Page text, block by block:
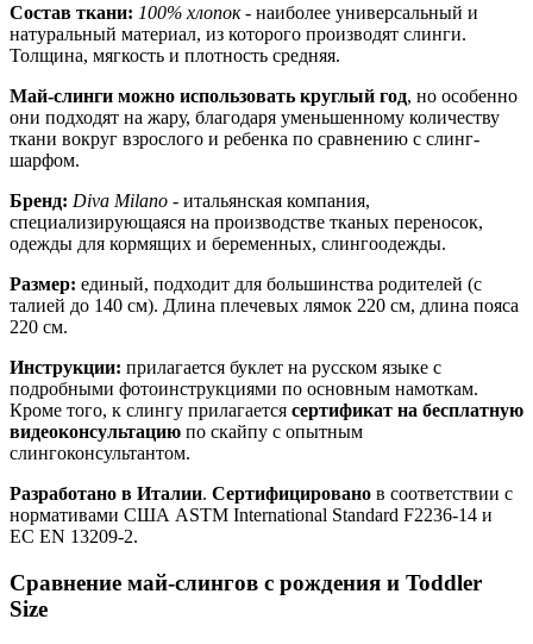
Состав ткани: 100% хлопок- наиболее универсальный и
натуральный материал, из которого производят слинги.
Толщина, мягкость и плотность средняя.
Май-слинги можно использовать круглый год, но особенно
они подходят на жару, благодаря уменьшенному количеству
ткани вокруг взрослого и ребенка по сравнению с слинг-
шарфом.
Бренд: Diva Milano - итальянская компания,
специализирующаяся на производстве тканых переносок,
одежды для кормящих и беременных, слингоодежды.
Размер: единый, подходит для большинства родителей (с
талией до 140 см). Длина плечевых лямок 220 см, длина пояса
220 см.
Инструкции: прилагается буклет на русском языке с
подробными фотоинструкциями по основным намоткам.
Кроме того, к слингу прилагается сертификат на бесплатную
видеоконсультацию по скайпу с опытным
слингоконсультантом.
Разработано в Италии. Сертифицировано в соответствии с
нормативами США ASTM International Standard F2236-14 и
ЕС EN 13209-2.
Сравнение май-слингов с рождения и Toddler
Size